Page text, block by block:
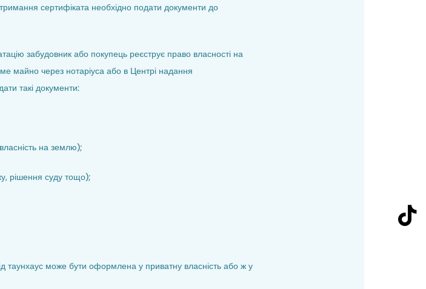
сертифіката необхідно подати документи до
забудовник або покупець реєструє право власності на
майно через нотаріуса або в Центрі надання
такі документи:
на землю);
рішення суду тощо);
таунхаус може бути оформлена у приватну власність або ж у